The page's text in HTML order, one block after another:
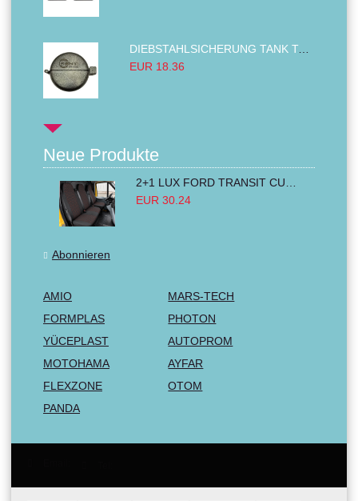
DIEBSTAHLSICHERUNG TANK TANKDECKEL DIESELTANK KRAFTSTOFFTANKDECKEL VERRIEGELUNG PASSEND FÜR LKW PKW TRAKTOREN BAGGER 80MM
EUR 18.36
Neue Produkte
EUR 30.24
Abonnieren
AMIO
MARS-TECH
FORMPLAS
PHOTON
YÜCEPLAST
AUTOPROM
MOTOHAMA
AYFAR
FLEXZONE
OTOM
PANDA